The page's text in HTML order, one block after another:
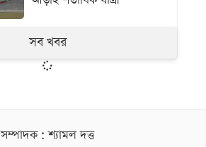
সব খবর
সম্পাদক : শ্যামল দত্ত